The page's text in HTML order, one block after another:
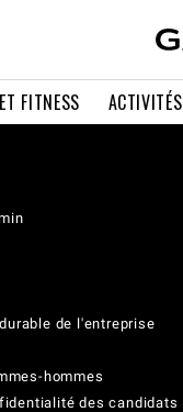
FITNESS
de l'entreprise
hommes
des candidats